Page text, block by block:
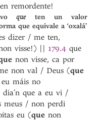
remordente!
queten un valor
que equivale a ‘oxalá’
dizer / me ten,
visse!) || 179.4 que
non visse, ca por
non val / Deus (que
máis no
dia’n que a eu vi /
meus / non perdi
eu (que non